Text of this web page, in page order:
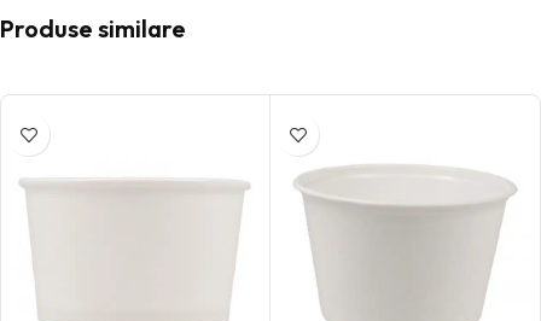
Produse similare